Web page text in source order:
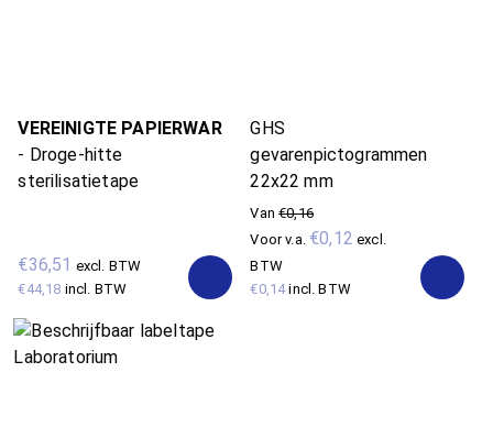
VEREINIGTE PAPIERWAR
- Droge-hitte
sterilisatietape
€36,51 excl. BTW
€44,18 incl. BTW
GHS
gevarenpictogrammen
22x22 mm
Van€0,16
Voorv.a. €0,12 excl.
BTW
€0,14incl. BTW